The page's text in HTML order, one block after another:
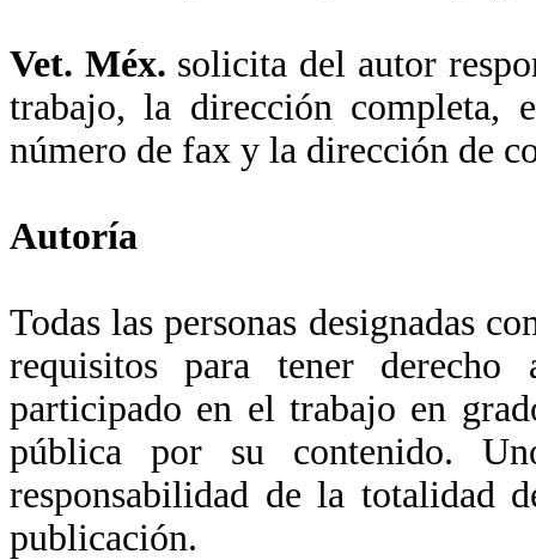
Vet. Méx. solicita del autor
trabajo, la dirección completa,
número de fax y la dirección de
Autoría
Todas las personas designadas
requisitos para tener
participado en el trabajo en
pública por su contenido.
responsabilidad de la totalidad
publicación.